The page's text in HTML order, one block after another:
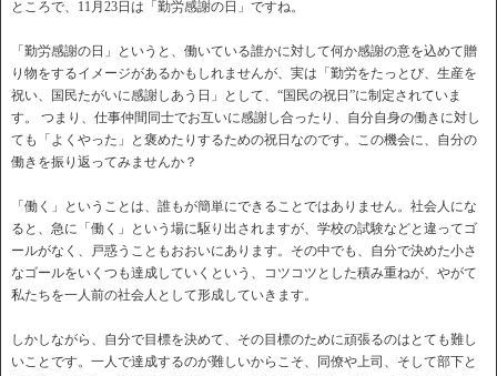
ところで、11月23日は「勤労感謝の日」ですね。
「勤労感謝の日」というと、働いている誰かに対して何か感謝の意を込めて贈
り物をするイメージがあるかもしれませんが、実は「勤労をたっとび、生産を
祝い、国民たがいに感謝しあう日」として、“国民の祝日”に制定されていま
す。 つまり、仕事仲間同士でお互いに感謝し合ったり、自分自身の働きに対し
ても「よくやった」と褒めたりするための祝日なのです。この機会に、自分の
働きを振り返ってみませんか？
「働く」ということは、誰もが簡単にできることではありません。社会人にな
ると、急に「働く」という場に駆り出されますが、学校の試験などと違ってゴ
ールがなく、戸惑うこともおおいにあります。その中でも、自分で決めた小さ
なゴールをいくつも達成していくという、コツコツとした積み重ねが、やがて
私たちを一人前の社会人として形成していきます。
しかしながら、自分で目標を決めて、その目標のために頑張るのはとても難し
いことです。一人で達成するのが難しいからこそ、同僚や上司、そして部下と